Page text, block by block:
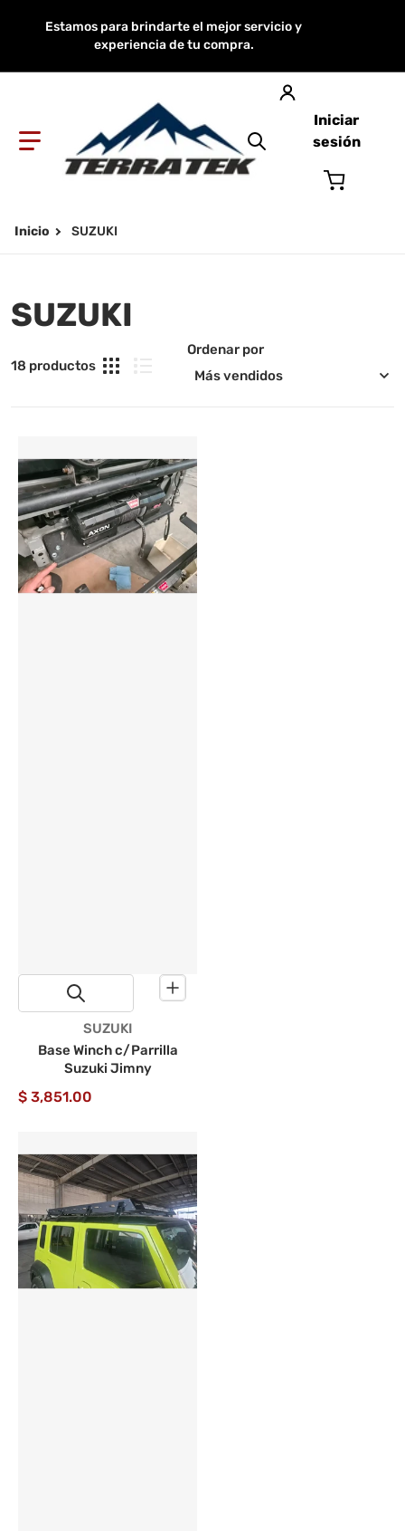
Estamos para brindarte el mejor servicio y
experiencia de tu compra.
Buscar en
Iniciar
sesión
Inicio SUZUKI
SUZUKI
18 productos
Ordenar por
Proveedor:
SUZUKI
Base Winch c/Parrilla
Suzuki Jimny
$ 3,851.00